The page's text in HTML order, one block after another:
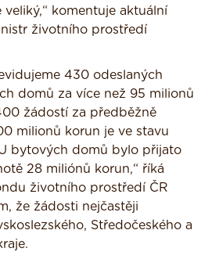
veliký,“ komentuje aktuální
životního prostředí
430 odeslaných
domů za více než 95 milionů
žádostí za předběžně
milionů korun je ve stavu
bytových domů bylo přijato
28 miliónů korun,“ říká
životního prostředí ČR
že žádosti nejčastěji
Středočeského a